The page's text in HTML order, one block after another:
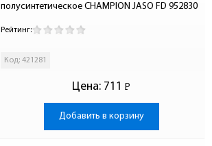
полусинтетическое CHAMPION JASO FD 952830
Рейтинг:
Код: 421281
Цена: 711 Р
-
Добавить в корзину